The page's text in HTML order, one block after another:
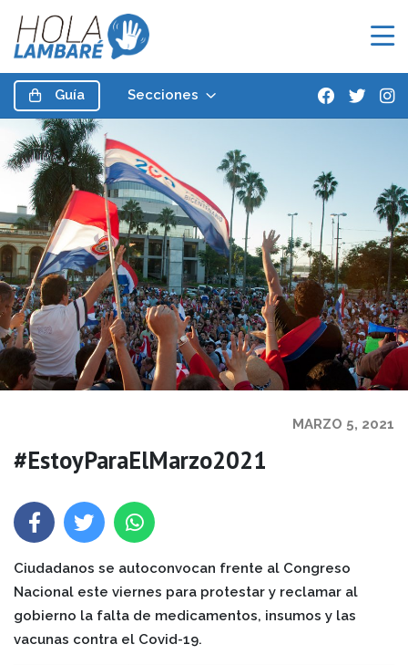
Guía Secciones
MARZO 5, 2021
#EstoyParaElMarzo2021
Ciudadanos se autoconvocan frente al Congreso
Nacional este viernes para protestar y reclamar al
gobierno la falta de medicamentos, insumos y las
vacunas contra el Covid-19.